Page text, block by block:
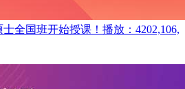
全国班开始授课！ 播放：4202,106,